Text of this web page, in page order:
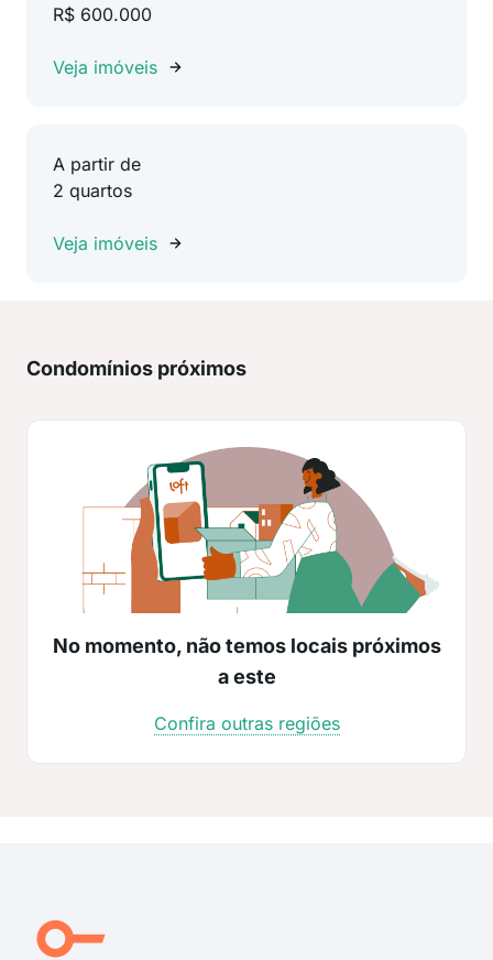
R$ 600.000
Veja imóveis
A partir de
2 quartos
Veja imóveis
Condomínios próximos
No momento, não temos locais próximos
a este
Confira outras regiões